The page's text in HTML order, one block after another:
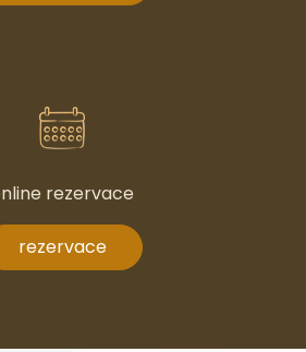
rezervace
rezervace